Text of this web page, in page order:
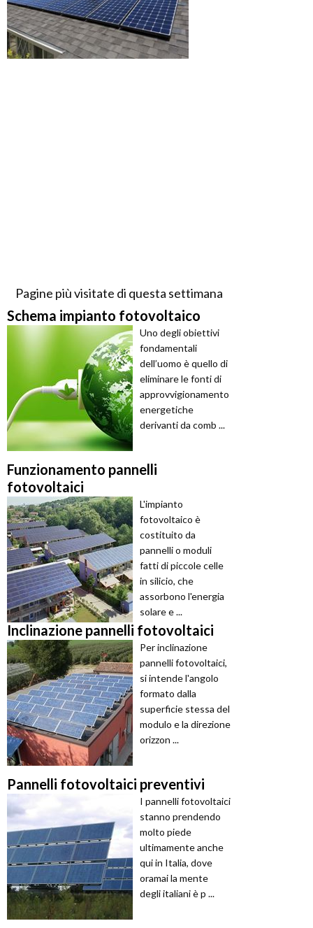
Pagine più visitate di questa settimana
Schema impianto fotovoltaico
Uno degli obiettivi
fondamentali
dell’uomo è quello di
eliminare le fonti di
approvvigionamento
energetiche
derivanti da comb ...
Funzionamento pannelli
fotovoltaici
L'impianto
fotovoltaico è
costituito da
pannelli o moduli
fatti di piccole celle
in silicio, che
assorbono l'energia
solare e ...
Inclinazione pannelli fotovoltaici
Per inclinazione
pannelli fotovoltaici,
si intende l'angolo
formato dalla
superficie stessa del
modulo e la direzione
orizzon ...
Pannelli fotovoltaici preventivi
I pannelli fotovoltaici
stanno prendendo
molto piede
ultimamente anche
qui in Italia, dove
oramai la mente
degli italiani è p ...